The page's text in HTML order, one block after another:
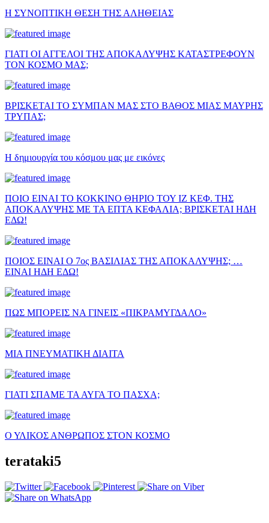
Η ΣΥΝΟΠΤΙΚΗ ΘΕΣΗ ΤΗΣ ΑΛΗΘΕΙΑΣ
ΓΙΑΤΙ ΟΙ ΑΓΓΕΛΟΙ ΤΗΣ ΑΠΟΚΑΛΥΨΗΣ ΚΑΤΑΣΤΡΕΦΟΥΝ
ΤΟΝ ΚΟΣΜΟ ΜΑΣ;
ΒΡΙΣΚΕΤΑΙ ΤΟ ΣΥΜΠΑΝ ΜΑΣ ΣΤΟ ΒΑΘΟΣ ΜΙΑΣ ΜΑΥΡΗΣ
ΤΡΥΠΑΣ;
Η δημιουργία του κόσμου μας με εικόνες
ΠΟΙΟ ΕΙΝΑΙ ΤΟ ΚΟΚΚΙΝΟ ΘΗΡΙΟ ΤΟΥ ΙΖ ΚΕΦ. ΤΗΣ
ΑΠΟΚΑΛΥΨΗΣ ΜΕ ΤΑ ΕΠΤΑ ΚΕΦΑΛΙΑ; ΒΡΙΣΚΕΤΑΙ ΗΔΗ
ΕΔΩ!
ΠΟΙΟΣ ΕΙΝΑΙ Ο 7ος ΒΑΣΙΛΙΑΣ ΤΗΣ ΑΠΟΚΑΛΥΨΗΣ; …
ΕΙΝΑΙ ΗΔΗ ΕΔΩ!
ΠΩΣ ΜΠΟΡΕΙΣ ΝΑ ΓΙΝΕΙΣ «ΠΙΚΡΑΜΥΓΔΑΛΟ»
ΜΙΑ ΠΝΕΥΜΑΤΙΚΗ ΔΙΑΙΤΑ
ΓΙΑΤΙ ΣΠΑΜΕ ΤΑ ΑΥΓΑ ΤΟ ΠΑΣΧΑ;
Ο ΥΛΙΚΟΣ ΑΝΘΡΩΠΟΣ ΣΤΟΝ ΚΟΣΜΟ
terataki5